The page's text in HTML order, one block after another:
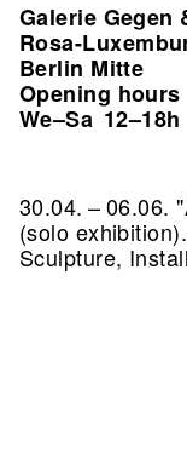
Galerie Gegen
Rosa-
Berlin Mitte
Opening hours
We–Sa 12–18h
30.04. – 06.06.
(solo
Sculpture,